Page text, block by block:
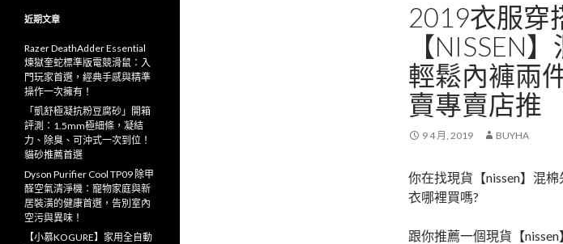
2019衣服穿
【NISSEN
輕鬆內褲兩
賣專賣店推
9 4 月, 2019 BUYHA
你在找現貨【nissen】混
衣哪裡買嗎?
跟你推薦一個現貨【
字:
近期文章
Razer DeathAdder Essential
煉獄奎蛇標準版電競滑鼠：入
門玩家首選，經典手感與精準
操作一次擁有！
「凱舒極凝抗粉豆腐砂」開箱
評測：1.5mm極細條，凝結
力、除臭、可沖式一次到位！
貓砂推薦首選
Dyson Purifier Cool TP09 除甲
醛空氣清淨機：寵物家庭與新
居裝潢的健康首選，告別室內
空污與異味！
【小慕KOGURE】家用全自動